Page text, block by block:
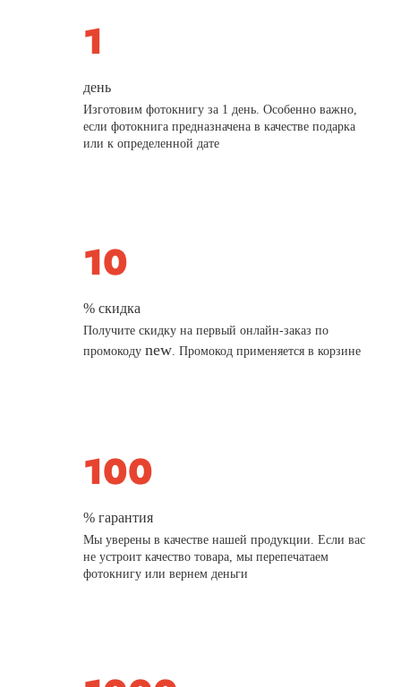
день
Изготовим фотокнигу за 1 день. Особенно важно,
если фотокнига предназначена в качестве подарка
или к определенной дате
% скидка
Получите скидку на первый онлайн-заказ по
промокодуnew. Промокод применяется в корзине
% гарантия
Мы уверены в качестве нашей продукции. Если вас
не устроит качество товара, мы перепечатаем
фотокнигу или вернем деньги